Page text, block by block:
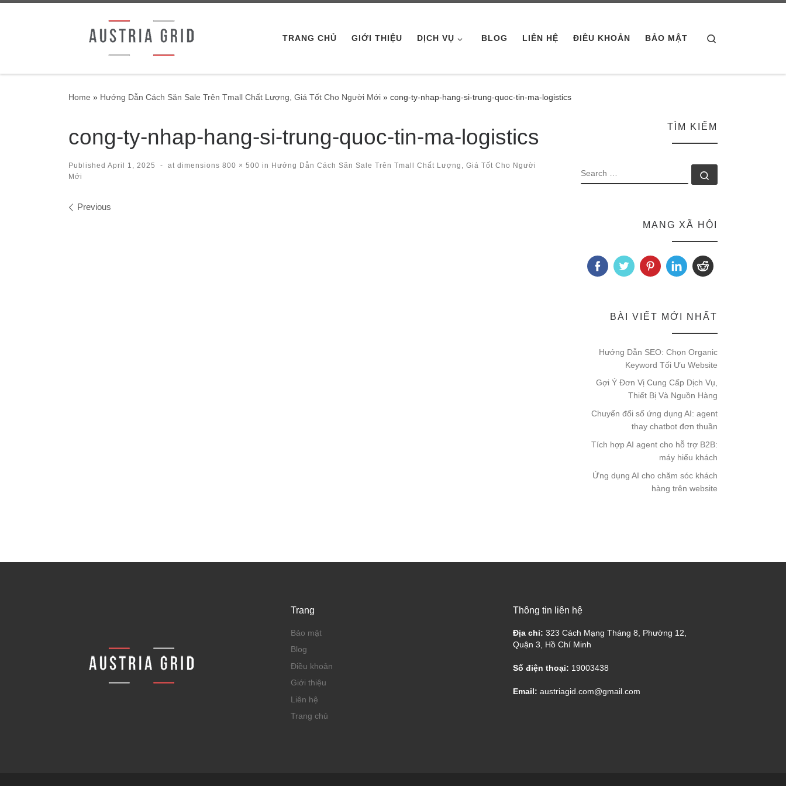
TRANG CHỦ GIỚI THIỆU DỊCH VỤ BLOG LIÊN HỆ ĐIỀU KHOẢN BẢO MẬT
Home » Hướng Dẫn Cách Săn Sale Trên Tmall Chất Lượng, Giá Tốt Cho Người Mới » cong-ty-nhap-hang-si-trung-quoc-tin-ma-logistics
cong-ty-nhap-hang-si-trung-quoc-tin-ma-logistics
Published April 1, 2025 - at dimensions 800 × 500 in Hướng Dẫn Cách Săn Sale Trên Tmall Chất Lượng, Giá Tốt Cho Người
Mới
Images navigation
Previous
TÌM KIẾM
SEARCH
MẠNG XÃ HỘI
BÀI VIẾT MỚI NHẤT
Hướng Dẫn SEO: Chọn Organic
Keyword Tối Ưu Website
Gợi Ý Đơn Vị Cung Cấp Dịch Vụ,
Thiết Bị Và Nguồn Hàng
Chuyển đổi số ứng dụng AI: agent
thay chatbot đơn thuần
Tích hợp AI agent cho hỗ trợ B2B:
máy hiểu khách
Ứng dụng AI cho chăm sóc khách
hàng trên website
Trang
Bảo mật
Blog
Điều khoản
Giới thiệu
Liên hệ
Trang chủ
Thông tin liên hệ
Địa chỉ: 323 Cách Mạng Tháng 8, Phường 12,
Quận 3, Hồ Chí Minh
Số điện thoại: 19003438
Email: austriagid.com@gmail.com